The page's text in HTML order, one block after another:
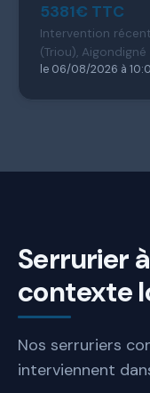
5381€ TTC
Intervention
(Triou), Aigondigné
le 06/08/2026 à
Serrurier
contexte
Nos serruriers
interviennent